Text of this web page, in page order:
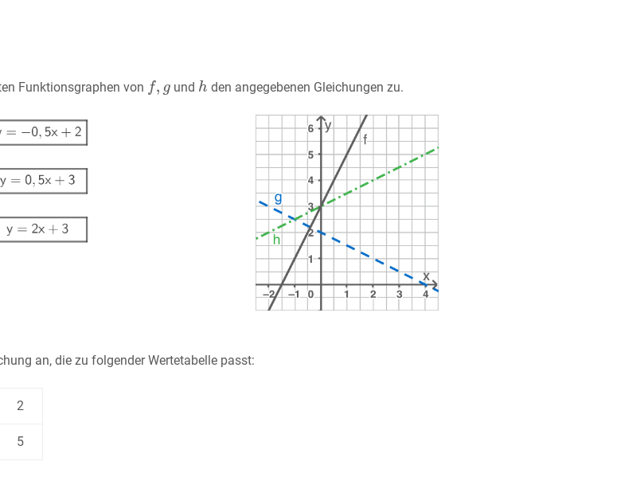
Funktionsgraphen von und den angegebenen Gleichungen zu.
an, die zu folgender Wertetabelle passt:
2
5